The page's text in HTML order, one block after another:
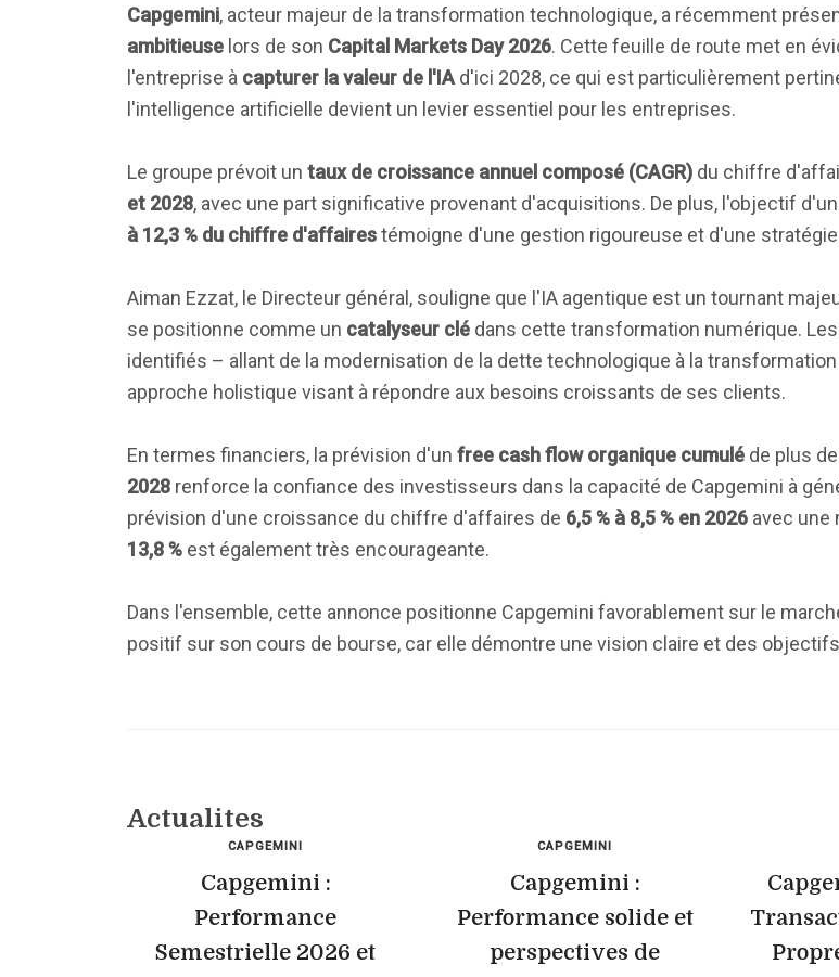
Capgemini, acteur majeur de la transformation technologique, a récemment
ambitieuse lors de son Capital Markets Day 2026. Cette feuille de route met en
l'entreprise à capturer la valeur de l'IA d'ici 2028, ce qui est particulièrement
l'intelligence artificielle devient un levier essentiel pour les entreprises.
Le groupe prévoit un taux de croissance annuel composé (CAGR) du chiffre
et 2028, avec une part significative provenant d'acquisitions. De plus, l'objectif
à 12,3 % du chiffre d'affairestémoigne d'une gestion rigoureuse et d'une
Aiman Ezzat, le Directeur général, souligne que l'IA agentique est un tournant
se positionne comme un catalyseur clé dans cette transformation numérique.
identifiés – allant de la modernisation de la dette technologique à la
approche holistique visant à répondre aux besoins croissants de ses clients.
En termes financiers, la prévision d'un free cash flow organique cumulé de plus de
2028 renforce la confiance des investisseurs dans la capacité de Capgemini à
prévision d'une croissance du chiffre d'affaires de 6,5 % à 8,5 % en 2026 avec une
13,8 % est également très encourageante.
Dans l'ensemble, cette annonce positionne Capgemini favorablement sur le
positif sur son cours de bourse, car elle démontre une vision claire et des
Actualites
CAPGEMINI
Capgemini :
Performance
Semestrielle 2026 et
CAPGEMINI
Capgemini :
Performance solide et
perspectives de